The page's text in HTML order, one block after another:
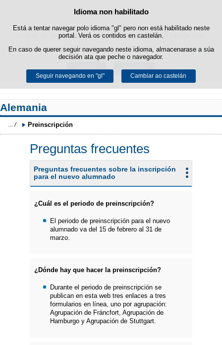
Política de cookies
Este sitio web utiliza cookies propias para facilitar a navegación e
cookies de terceiros para obter estatísticas de uso e satisfacción.
Pode obter máis información no apartado "Cookies" do nosoaviso legal.
Aceptar Rexeitar
Idioma non habilitado
Está a tentar navegar polo idioma "gl" pero non está habilitado neste
portal. Verá os contidos en castelán.
En caso de querer seguir navegando neste idioma, almacenarase a súa
decisión ata que peche o navegador.
Seguir navegando en "gl" Cambiar ao castelán
Saltar ao contido
Alemania
Preinscripción
Preguntas frecuentes
Preguntas frecuentes sobre la inscripción
para el nuevo alumnado
¿Cuál es el periodo de preinscripción?
El periodo de preinscripción para el nuevo
alumnado va del 15 de febrero al 31 de
marzo.
¿Dónde hay que hacer la preinscripción?
Durante el periodo de preinscripción se
publican en esta web tres enlaces a tres
formularios en línea, uno por agrupación:
Agrupación de Fráncfort, Agrupación de
Hamburgo y Agrupación de Stuttgart.